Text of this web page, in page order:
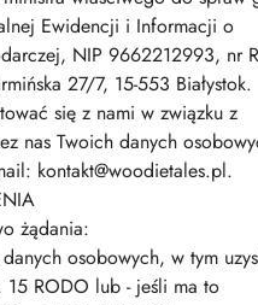
Ewidencji i Informacji o
NIP 9662212993, nr
27/7, 15-553 Białystok.
się z nami w związku z
nas Twoich danych
kontakt@woodietales.pl.
żądania:
osobowych, w tym
15 RODO lub - jeśli ma to